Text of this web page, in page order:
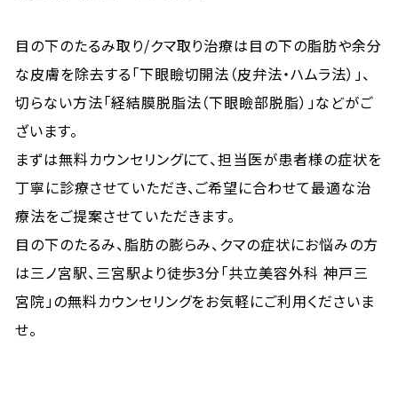
目の下のたるみ取り/クマ取り治療は目の下の脂肪や余分
な皮膚を除去する「下眼瞼切開法（皮弁法・ハムラ法）」、
切らない方法「経結膜脱脂法（下眼瞼部脱脂）」などがご
ざいます。
まずは無料カウンセリングにて、担当医が患者様の症状を
丁寧に診療させていただき、ご希望に合わせて最適な治
療法をご提案させていただきます。
目の下のたるみ、脂肪の膨らみ、クマの症状にお悩みの方
は三ノ宮駅、三宮駅より徒歩3分「共立美容外科 神戸三
宮院」の無料カウンセリングをお気軽にご利用くださいま
せ。